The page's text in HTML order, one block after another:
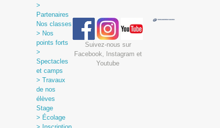
>
Partenaires
Nos classes
> Nos
points forts
>
Spectacles
et camps
> Travaux
de nos
élèves
Stage
> Écolage
Suivez-nous sur
Facebook, Instagram et
Youtube